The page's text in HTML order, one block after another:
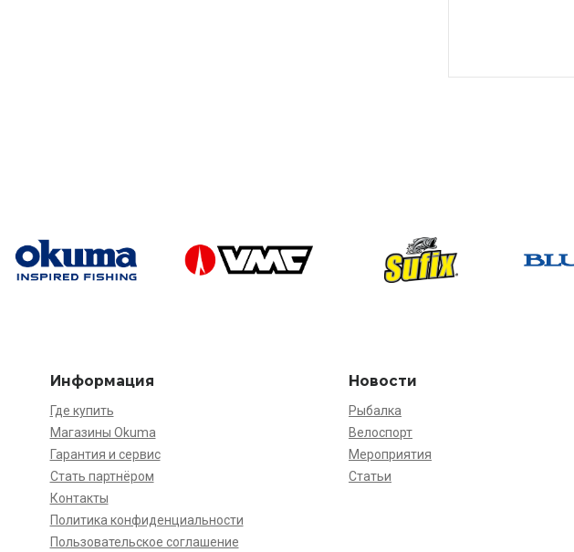
Информация
Где купить
Магазины Okuma
Гарантия и сервис
Стать партнёром
Контакты
Политика конфиденциальности
Пользовательское соглашение
Новости
Рыбалка
Велоспорт
Мероприятия
Статьи